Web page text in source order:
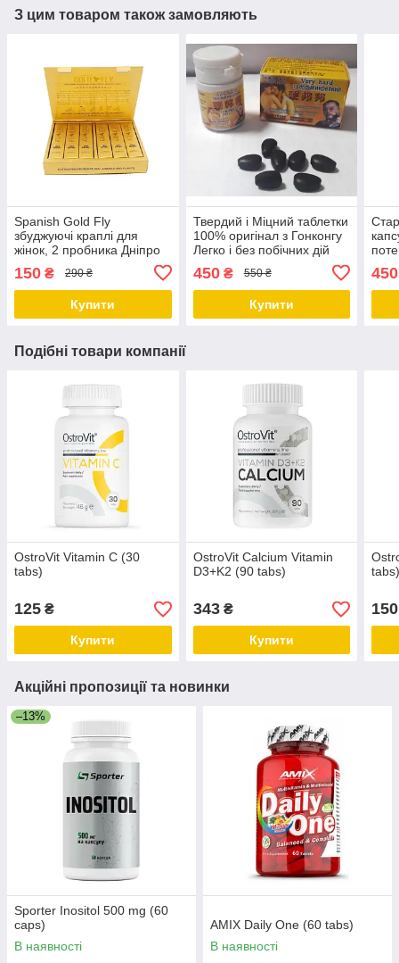
З цим товаром також замовляють
Spanish Gold Fly
збуджуючі краплі для
жінок, 2 пробника Дніпро
150 ₴ 290 ₴
Купити
Твердий і Міцний таблетки
100% оригінал з Гонконгу
Легко і без побічних дій
450₴ 550 ₴
Купити
450
Подібні товари компанії
OstroVit Vitamin C (30
tabs)
125 ₴
Купити
OstroVit Calcium Vitamin
D3+K2 (90 tabs)
343₴
Купити
150
Акційні пропозиції та новинки
–13%
Sporter Inositol 500 mg (60
caps)
В наявності
AMIX Daily One (60 tabs)
В наявності